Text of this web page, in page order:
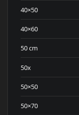
40×50
40×60
50 cm
50x
50×50
50×70